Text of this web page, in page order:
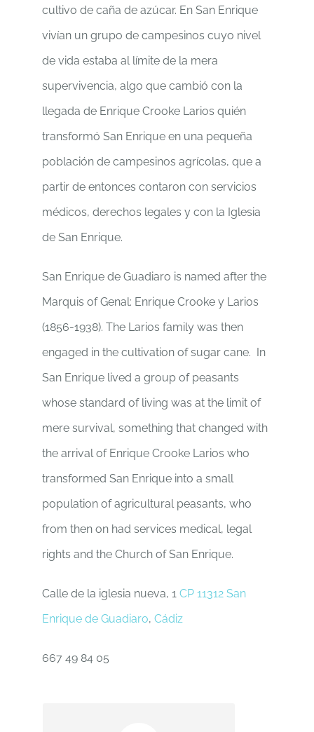
cultivo de caña de azúcar. En San Enrique
vivían un grupo de campesinos cuyo nivel
de vida estaba al límite de la mera
supervivencia, algo que cambió con la
llegada de Enrique Crooke Larios quién
transformó San Enrique en una pequeña
población de campesinos agrícolas, que a
partir de entonces contaron con servicios
médicos, derechos legales y con la Iglesia
de San Enrique.
San Enrique de Guadiaro is named after the
Marquis of Genal: Enrique Crooke y Larios
(1856-1938). The Larios family was then
engaged in the cultivation of sugar cane. In
San Enrique lived a group of peasants
whose standard of living was at the limit of
mere survival, something that changed with
the arrival of Enrique Crooke Larios who
transformed San Enrique into a small
population of agricultural peasants, who
from then on had services medical, legal
rights and the Church of San Enrique.
Calle de la iglesia nueva, 1 CP 11312 San
Enrique de Guadiaro, Cádiz
667 49 84 05